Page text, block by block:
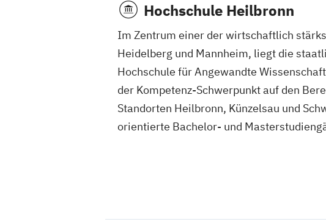
Hochschule Heilbronn
Im Zentrum einer der wirtschaftlich
Heidelberg und Mannheim, liegt die
Hochschule für Angewandte
der Kompetenz-Schwerpunkt auf den
Standorten Heilbronn, Künzelsau und
orientierte Bachelor- und